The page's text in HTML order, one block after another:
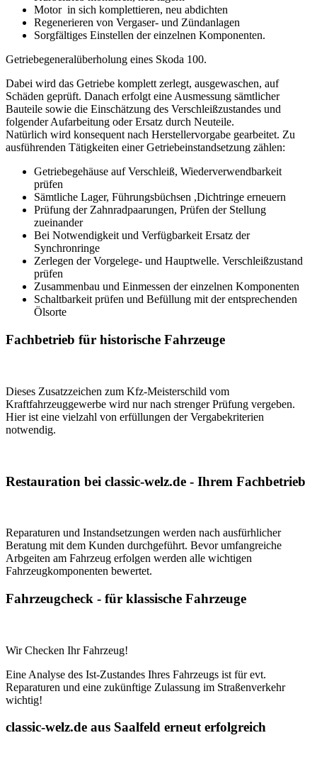
Motor in sich komplettieren, neu abdichten
Regenerieren von Vergaser- und Zündanlagen
Sorgfältiges Einstellen der einzelnen Komponenten.
Getriebegeneralüberholung eines Skoda 100.
Dabei wird das Getriebe komplett zerlegt, ausgewaschen, auf
Schäden geprüft. Danach erfolgt eine Ausmessung sämtlicher
Bauteile sowie die Einschätzung des Verschleißzustandes und
folgender Aufarbeitung oder Ersatz durch Neuteile.
Natürlich wird konsequent nach Herstellervorgabe gearbeitet. Zu
ausführenden Tätigkeiten einer Getriebeinstandsetzung zählen:
Getriebegehäuse auf Verschleiß, Wiederverwendbarkeit
prüfen
Sämtliche Lager, Führungsbüchsen ,Dichtringe erneuern
Prüfung der Zahnradpaarungen, Prüfen der Stellung
zueinander
Bei Notwendigkeit und Verfügbarkeit Ersatz der
Synchronringe
Zerlegen der Vorgelege- und Hauptwelle. Verschleißzustand
prüfen
Zusammenbau und Einmessen der einzelnen Komponenten
Schaltbarkeit prüfen und Befüllung mit der entsprechenden
Ölsorte
Fachbetrieb für historische Fahrzeuge
Dieses Zusatzzeichen zum Kfz-Meisterschild vom
Kraftfahrzeuggewerbe wird nur nach strenger Prüfung vergeben.
Hier ist eine vielzahl von erfüllungen der Vergabekriterien
notwendig.
Restauration bei classic-welz.de - Ihrem Fachbetrieb
Reparaturen und Instandsetzungen werden nach ausfürhlicher
Beratung mit dem Kunden durchgeführt. Bevor umfangreiche
Arbgeiten am Fahrzeug erfolgen werden alle wichtigen
Fahrzeugkomponenten bewertet.
Fahrzeugcheck - für klassische Fahrzeuge
Wir Checken Ihr Fahrzeug!
Eine Analyse des Ist-Zustandes Ihres Fahrzeugs ist für evt.
Reparaturen und eine zukünftige Zulassung im Straßenverkehr
wichtig!
classic-welz.de aus Saalfeld erneut erfolgreich